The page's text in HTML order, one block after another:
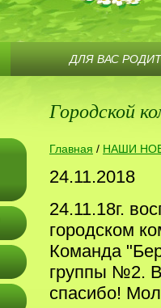
Городской
Главная / НАШИ
24.11.2018
24.11.18г.
городском
Команда
группы №2.
спасибо!
ДЛЯ ВАС